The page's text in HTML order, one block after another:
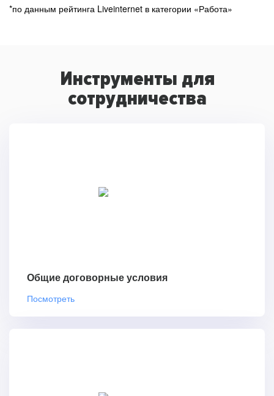
*по данным рейтинга Liveinternet в категории «Работа»
Инструменты для
сотрудничества
Общие договорные условия
Посмотреть